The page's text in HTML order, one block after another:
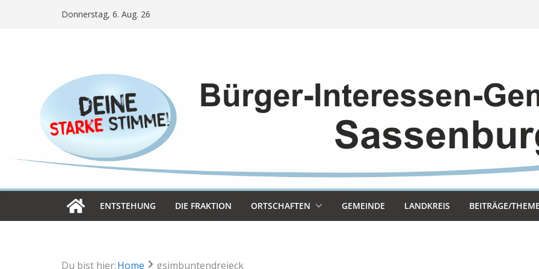
Donnerstag, 6. Aug. 26
ENT­STE­HUNG DIE FRAK­TION ORT­SCHAF­TEN GEMEINDE LAND­KREIS BEITRÄGE/
Du bist hier:Home gsimbuntendreieck